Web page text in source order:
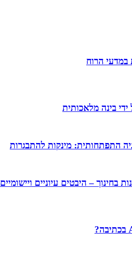
במדעי הרוח
בינה מלאכותית
התפתחותית: מינקות להתבגרות
בחינוך – היבטים עיוניים ויישומיים